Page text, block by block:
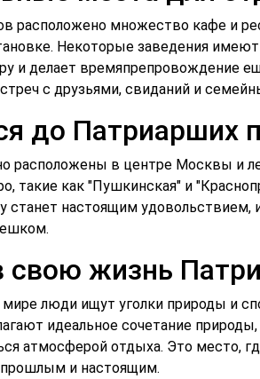
расположено множество кафе и
Некоторые заведения
и делает времяпрепровождение
с друзьями, свиданий и
до Патриарших
расположены в центре Москвы и
такие как "Пушкинская" и
станет настоящим
свою жизнь
люди ищут уголки природы и
идеальное сочетание
атмосферой отдыха. Это место,
и настоящим.